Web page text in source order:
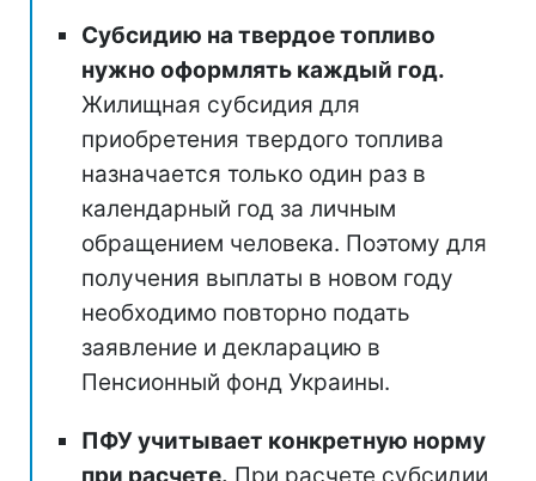
Субсидию на твердое топливо
нужно оформлять каждый год.
Жилищная субсидия для
приобретения твердого топлива
назначается только один раз в
календарный год за личным
обращением человека. Поэтому для
получения выплаты в новом году
необходимо повторно подать
заявление и декларацию в
Пенсионный фонд Украины.
ПФУ учитывает конкретную норму
при расчете. При расчете субсидии